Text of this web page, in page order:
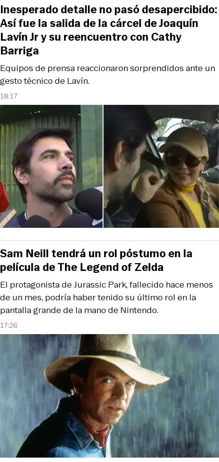
18:17
Equipos de prensa reaccionaron sorprendidos ante un
gesto técnico de Lavín.
Inesperado detalle no pasó desapercibido:
Así fue la salida de la cárcel de Joaquín
Lavín Jr y su reencuentro con Cathy
Barriga
17:26
El protagonista de Jurassic Park, fallecido hace menos
de un mes, podría haber tenido su último rol en la
pantalla grande de la mano de Nintendo.
Sam Neill tendrá un rol póstumo en la
película de The Legend of Zelda